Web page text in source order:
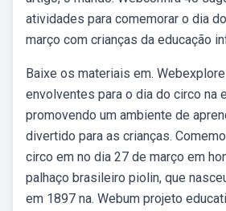
atividades para comemorar o dia
março com crianças da educação
Baixe os materiais em.
envolventes para o dia do circo na
promovendo um ambiente de
divertido para as crianças.
circo em no dia 27 de março em
palhaço brasileiro piolin, que
em 1897 na. Webum projeto